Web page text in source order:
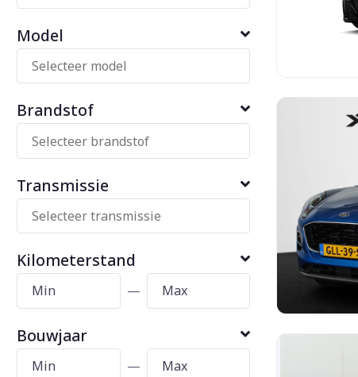
Model
Brandstof
Transmissie
Kilometerstand
—
Bouwjaar
—